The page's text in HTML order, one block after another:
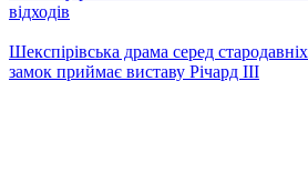
відходів
Шекспірівська драма серед
замок приймає виставу Річард ІІІ